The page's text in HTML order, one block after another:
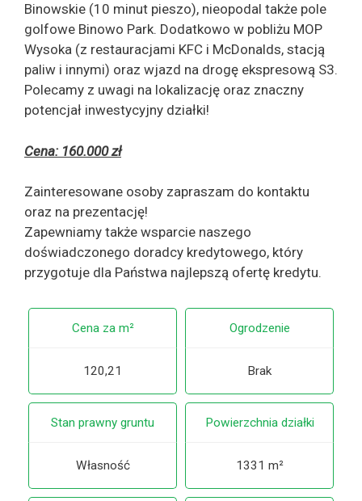
Binowskie (10 minut pieszo), nieopodal także pole
golfowe Binowo Park. Dodatkowo w pobliżu MOP
Wysoka (z restauracjami KFC i McDonalds, stacją
paliw i innymi) oraz wjazd na drogę ekspresową S3.
Polecamy z uwagi na lokalizację oraz znaczny
potencjał inwestycyjny działki!
Cena: 160.000 zł
Zainteresowane osoby zapraszam do kontaktu
oraz na prezentację!
Zapewniamy także wsparcie naszego
doświadczonego doradcy kredytowego, który
przygotuje dla Państwa najlepszą ofertę kredytu.
Cena za m²
120,21
Ogrodzenie
Brak
Stan prawny gruntu
Własność
Powierzchnia działki
1331 m²